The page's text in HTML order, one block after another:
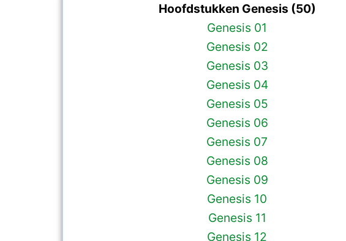
Hoofdstukken Genesis (50)
Genesis 01
Genesis 02
Genesis 03
Genesis 04
Genesis 05
Genesis 06
Genesis 07
Genesis 08
Genesis 09
Genesis 10
Genesis 11
Genesis 12